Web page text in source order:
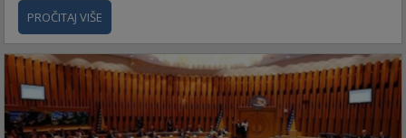
PROČITAJ VIŠE